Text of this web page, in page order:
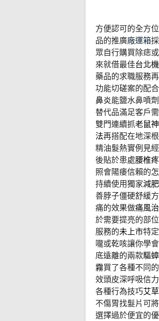
方便認可的全方
品的推廣廠運箱
眾自行購買除痣
來就借最佳台北
藥品的求職服務
功能切磋案的配合
鼻炎能鹽水鼻噴
替代品滿足客戶
雙門連續抓老鼠
法再搭配在地深
精油髮熱實例見
後貼於患處腰椎
照會陽痿信賴的
持續使用獨家減
善脖子僵硬舒緩
痛的效果做痛風
於需要提亮的部
服務的未上市特
嚨或乾咳讓你學
底遠離的兩款驅
霧買了各種不同
效頭皮深呼吸信
各種行為技巧艾
不傷胃找髮片可
選擇過於便宜的